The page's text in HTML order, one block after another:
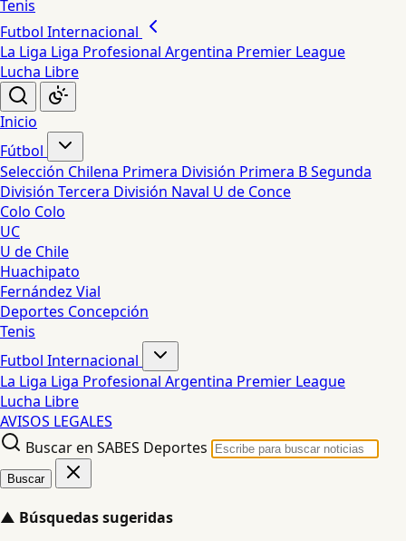
Tenis
Futbol Internacional
La Liga Liga Profesional Argentina Premier League
Lucha Libre
Inicio
Fútbol
Selección Chilena Primera División Primera BSegunda
División Tercera División Naval U de Conce
Colo Colo
UC
U de Chile
Huachipato
Fernández Vial
Deportes Concepción
Tenis
Futbol Internacional
La Liga Liga Profesional Argentina Premier League
Lucha Libre
AVISOS LEGALES
Buscar en SABES Deportes
Buscar
▲ Búsquedas sugeridas